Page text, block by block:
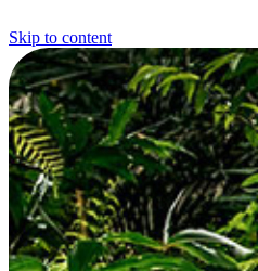
Skip to content